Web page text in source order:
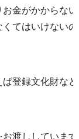
金がかからな
てはいけない
登録文化財な
渡ししていま